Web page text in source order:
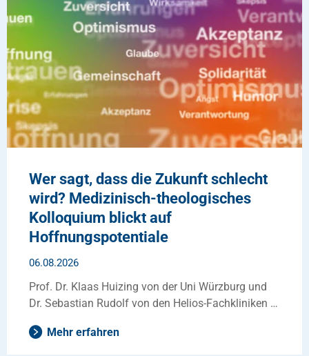
Wer sagt, dass die Zukunft schlecht
wird? Medizinisch-theologisches
Kolloquium blickt auf
Hoffnungspotentiale
06.08.2026
Prof. Dr. Klaas Huizing von der Uni Würzburg und
Dr. Sebastian Rudolf von den Helios-Fachkliniken …
Mehr erfahren